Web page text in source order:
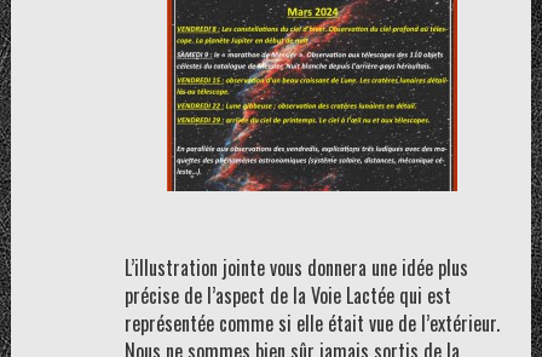
L’illustration jointe vous donnera une idée plus
précise de l’aspect de la Voie Lactée qui est
représentée comme si elle était vue de l’extérieur.
Nous ne sommes bien sûr jamais sortis de la